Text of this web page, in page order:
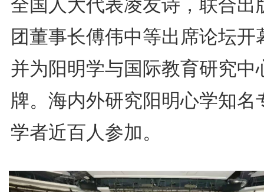
全国人大代表凌友诗，联合出
团董事长傅伟中等出席论坛开
并为阳明学与国际教育研究中
牌。海内外研究阳明心学知名
学者近百人参加。